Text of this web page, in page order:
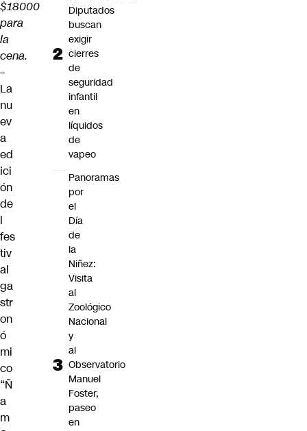
$18000
para
la
cena.
–
La
nu
ev
a
ed
ici
ón
de
l
fes
tiv
al
ga
str
on
ó
mi
co
“Ñ
a
m
Diputados
buscan
exigir
cierres
de
seguridad
infantil
en
líquidos
de
vapeo
Panoramas
por
el
Día
de
la
Niñez:
Visita
al
Zoológico
Nacional
y
al
Observatorio
Manuel
Foster,
paseo
en